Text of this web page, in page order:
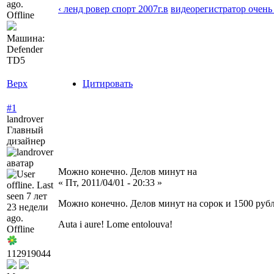
Offline
Машина:
Defender
TD5
‹ ленд ровер спорт 2007г.в видеорегистратор
Верх Цитировать
#1
landrover
Главный
дизайнер
Offline
112919044
Можно конечно. Делов минут на
« Пт, 2011/04/01 - 20:33 »
Можно конечно. Делов минут на сорок и 1500
Auta i aure! Lome entolouva!